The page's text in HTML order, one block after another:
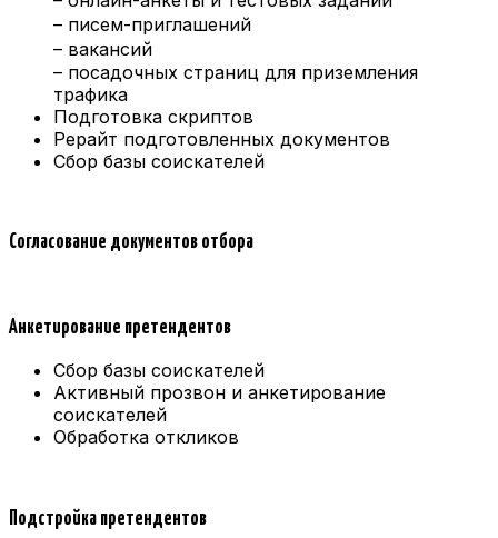
– писем-приглашений
– вакансий
– посадочных страниц для приземления
трафика
Подготовка скриптов
Рерайт подготовленных документов
Сбор базы соискателей
Согласование документов отбора
Анкетирование претендентов
Сбор базы соискателей
Активный прозвон и анкетирование
соискателей
Обработка откликов
Подстройка претендентов